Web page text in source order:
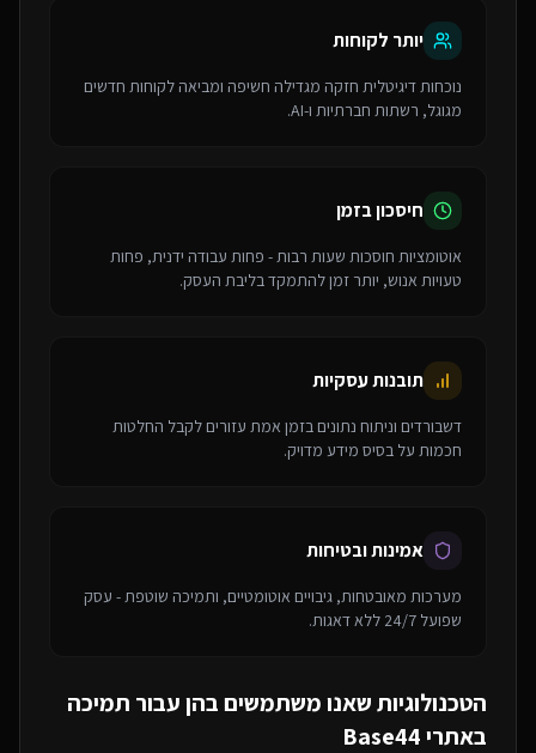
יותר לקוחות
נוכחות דיגיטלית חזקה מגדילה חשיפה ומביאה לקוחות חדשים
מגוגל, רשתות חברתיות ו-AI.
חיסכון בזמן
אוטומציות חוסכות שעות רבות - פחות עבודה ידנית, פחות
טעויות אנוש, יותר זמן להתמקד בליבת העסק.
תובנות עסקיות
דשבורדים וניתוח נתונים בזמן אמת עזורים לקבל החלטות
חכמות על בסיס מידע מדויק.
אמינות ובטיחות
מערכות מאובטחות, גיבויים אוטומטיים, ותמיכה שוטפת - עסק
שפועל 24/7 ללא דאגות.
הטכנולוגיות שאנו משתמשים בהן עבור תמיכה
באתרי Base44